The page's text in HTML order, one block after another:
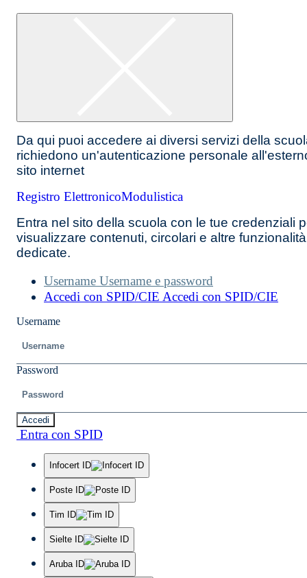
Da qui puoi accedere ai diversi servizi della
richiedono un'autenticazione personale
sito internet
Registro ElettronicoModulistica
Entra nel sito della scuola con le tue credenziali
visualizzare contenuti, circolari e altre
dedicate.
Username Username e password
Accedi con SPID/CIE Accedi con SPID/CIE
Username
Password
Accedi
Entra con SPID
Infocert ID
Poste ID
Tim ID
Sielte ID
Aruba ID